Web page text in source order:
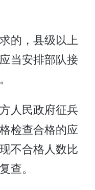
的，县级以上
当安排部队接
人民政府征兵
检查合格的应
不合格人数比
查。